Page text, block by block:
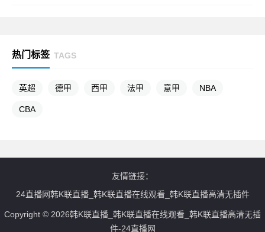
热门标签 TAGS
英超 德甲 西甲 法甲 意甲 NBA
CBA
友情链接：
24直播网韩K联直播_韩K联直播在线观看_韩K联直播高清无插件
Copyright © 2026韩K联直播_韩K联直播在线观看_韩K联直播高清无插
件-24直播网